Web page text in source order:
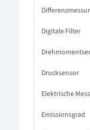
Digitale Filter
Drucksensor
Elektrische
Emissionsgrad